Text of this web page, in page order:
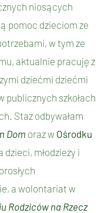
niosących
pomoc dzieciom ze
w tym ze
aktualnie pracuję z
dziećmi dziećmi
publicznych szkołach
Staż odbywałam
Dom oraz w Ośrodku
dzieci, młodzieży i
, a wolontariat w
Rodziców na Rzecz